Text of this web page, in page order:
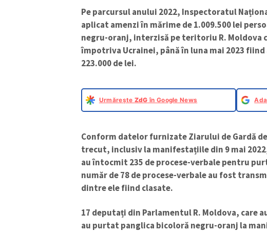
Pe parcursul anului 2022, Inspectoratul
aplicat amenzi în mărime de 1.009.500 lei
negru-oranj, interzisă pe teritoriu R. Moldova
împotriva Ucrainei, până în luna mai 2023
223.000 de lei.
Urmărește ZdG în Google News
Conform datelor furnizate Ziarului de Gardă
trecut, inclusiv la manifestațiile din 9 mai
au întocmit 235 de procese-verbale pentru
număr de 78 de procese-verbale au fost
dintre ele fiind clasate.
17 deputați din Parlamentul R. Moldova, care
au purtat panglica bicoloră negru-oranj la